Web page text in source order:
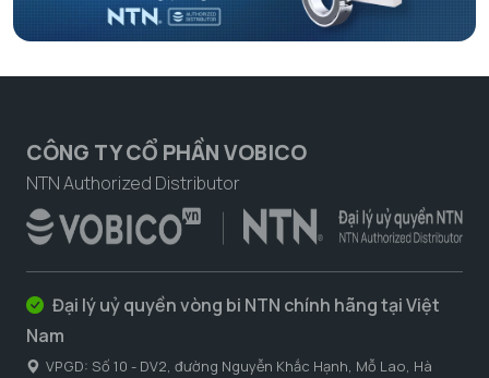
CÔNG TY CỔ PHẦN VOBICO
NTN Authorized Distributor
Đại lý uỷ quyền vòng bi NTN chính hãng tại Việt
Nam
VPGD: Số 10 - DV2, đường Nguyễn Khắc Hạnh, Mỗ Lao, Hà